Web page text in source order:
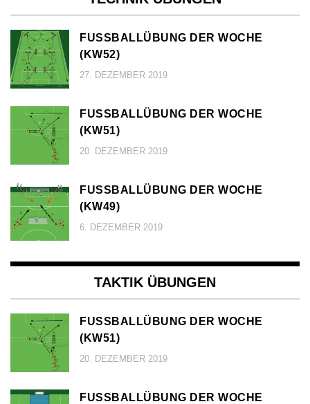
FUSSBALLÜBUNG DER WOCHE (
KW52)
27. DEZEMBER 2019
FUSSBALLÜBUNG DER WOCHE (
KW51)
20. DEZEMBER 2019
FUSSBALLÜBUNG DER WOCHE (
KW49)
6. DEZEMBER 2019
TAKTIK ÜBUNGEN
FUSSBALLÜBUNG DER WOCHE (
KW51)
20. DEZEMBER 2019
FUSSBALLÜBUNG DER WOCHE (